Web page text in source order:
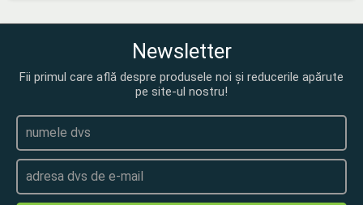
Newsletter
Fii primul care află despre produsele noi și reducerile apărute
pe site-ul nostru!